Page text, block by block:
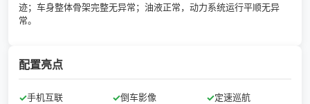
迹；车身整体骨架完整无异常；油液正常，动力系统运行平顺无异
常。
配置亮点
✓手机互联 ✓倒车影像 ✓定速巡航